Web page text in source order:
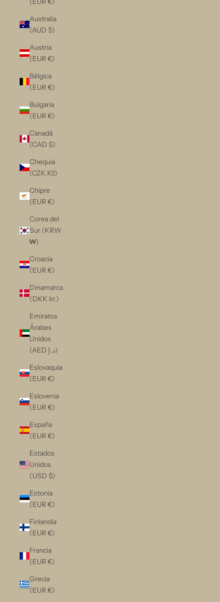
Australia
(AUD $)
Austria
(EUR €)
Bélgica
(EUR €)
Bulgaria
(EUR €)
Canadá
(CAD $)
Chequia
(CZK Kč)
Chipre
(EUR €)
Corea del
Sur (KRW
₩)
Croacia
(EUR €)
Dinamarca
(DKK kr.)
Emiratos
Árabes
Unidos
(AED د.إ)
Eslovaquia
(EUR €)
Eslovenia
(EUR €)
España
(EUR €)
Estados
Unidos
(USD $)
Estonia
(EUR €)
Finlandia
(EUR €)
Francia
(EUR €)
Grecia
(EUR €)